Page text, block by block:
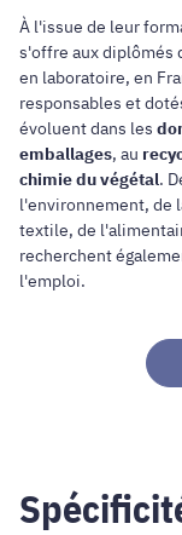
À l'issue de leur
s'offre aux diplômés
en laboratoire, en
responsables et
évoluent dans les
emballages, au
chimie du végétal.
l'environnement, de
textile, de
recherchent
l'emploi.